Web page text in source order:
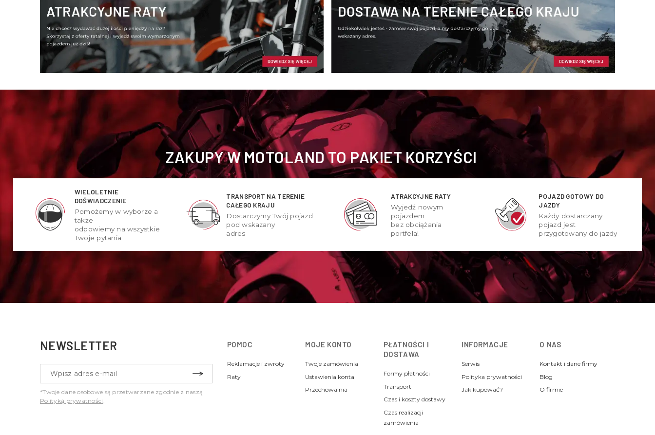
ZAKUPY W MOTOLAND TO PAKIET KORZYŚCI
WIELOLETNIE
DOŚWIADCZENIE
Pomożemy w wyborze a
także
odpowiemy na wszystkie
Twoje pytania
TRANSPORT NA TERENIE
CAŁEGO KRAJU
Dostarczymy Twój pojazd
pod wskazany
adres
ATRAKCYJNE RATY
Wyjedź nowym
pojazdem
bez obciążania
portfela!
POJAZD GOTOWY DO
JAZDY
Każdy dostarczany
pojazd jest
przygotowany do jazdy
NEWSLETTER
*Twoje dane osobowe są przetwarzane zgodnie z naszą
Polityką prywatności .
POMOC
Reklamacje i zwroty
Raty
MOJE KONTO
Twoje zamówienia
Ustawienia konta
Przechowalnia
PŁATNOŚCI I
DOSTAWA
Formy płatności
Transport
Czas i koszty dostawy
Czas realizacji
zamówienia
INFORMACJE
Serwis
Polityka prywatności
Jak kupować?
O NAS
Kontakt i dane firmy
Blog
O firmie